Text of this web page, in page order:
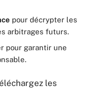
pour décrypter les
arbitrages futurs.
pour garantir une
les